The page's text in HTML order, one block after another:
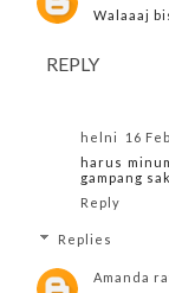
Walaaaj
REPLY
helni
16
harus
gampang
Reply
Replies
Amanda